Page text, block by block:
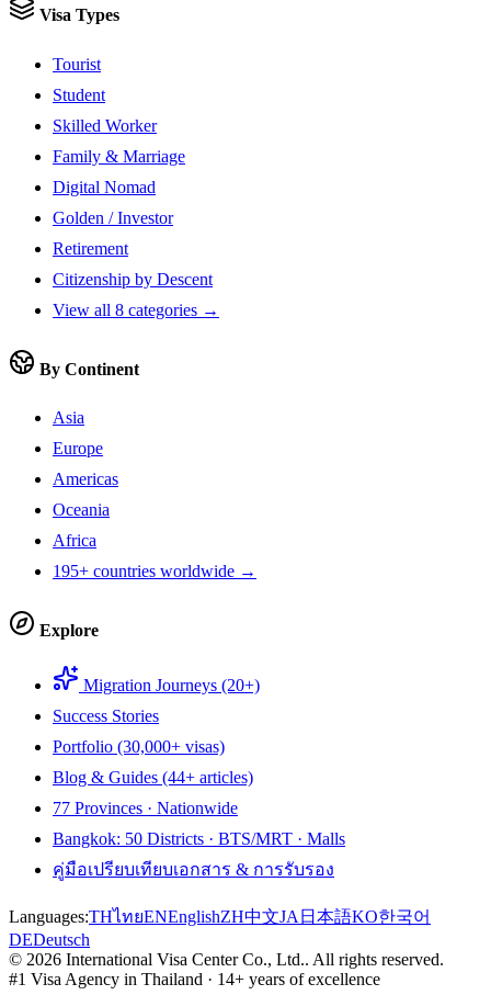
Visa Types
Tourist
Student
Skilled Worker
Family & Marriage
Digital Nomad
Golden / Investor
Retirement
Citizenship by Descent
View all 8 categories →
By Continent
Asia
Europe
Americas
Oceania
Africa
195+ countries worldwide →
Explore
Migration Journeys (20+)
Success Stories
Portfolio (30,000+ visas)
Blog & Guides (44+ articles)
77 Provinces · Nationwide
Bangkok: 50 Districts · BTS/MRT · Malls
คู่มือเปรียบเทียบเอกสาร & การรับรอง
Languages:THไทยENEnglishZH中文JA 日本語KO한국어
DEDeutsch
© 2026 International Visa Center Co., Ltd.. All rights reserved.
#1 Visa Agency in Thailand · 14+ years of excellence